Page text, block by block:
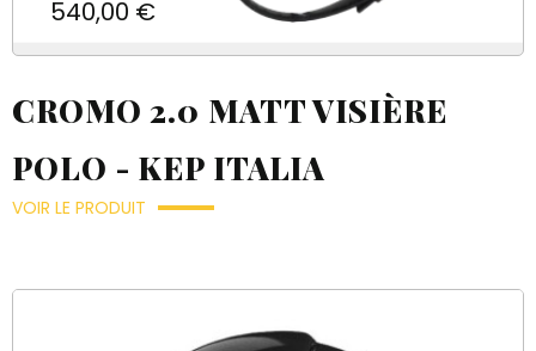
540,00 €
CROMO 2.0 MATT VISIÈRE
POLO - KEP ITALIA
VOIR LE PRODUIT